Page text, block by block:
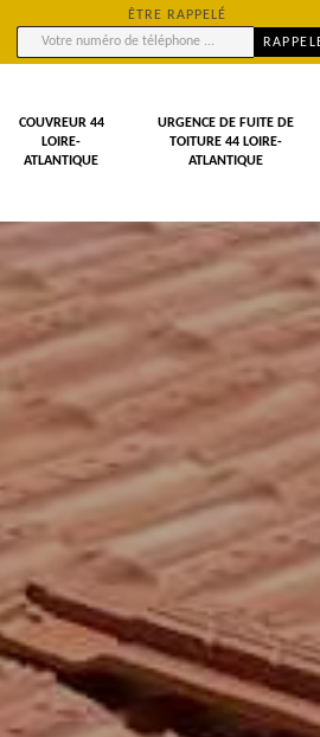
ÊTRE RAPPELÉ
COUVREUR 44
LOIRE-
ATLANTIQUE
URGENCE DE FUITE DE
TOITURE 44 LOIRE-
ATLANTIQUE